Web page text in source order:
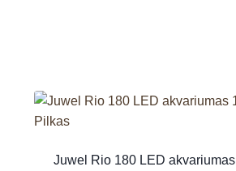
Juwel Rio 180 LED akvariumas